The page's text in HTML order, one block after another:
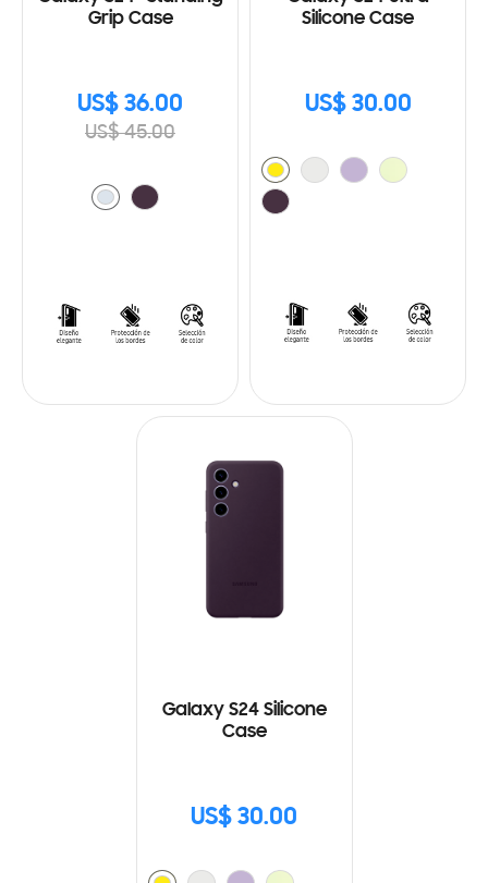
Grip Case
US$ 36.00
US$ 45.00
Silicone Case
US$ 30.00
Galaxy S24 Silicone
Case
US$ 30.00